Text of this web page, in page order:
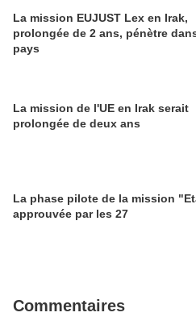
La mission EUJUST Lex en Irak,
prolongée de 2 ans, pénètre
pays
La mission de l'UE en Irak serait
prolongée de deux ans
La phase pilote de la mission
approuvée par les 27
Commentaires